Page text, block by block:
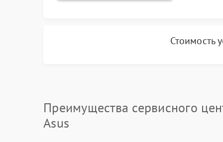
Стоимость
Преимущества сервисного
Asus